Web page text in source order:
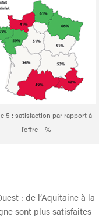
5 : satisfaction par rapport à
l’offre – %
: de l’Aquitaine à la
sont plus satisfaites